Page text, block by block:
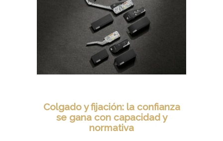
Colgado y fijación: la confianza
se gana con capacidad y
normativa